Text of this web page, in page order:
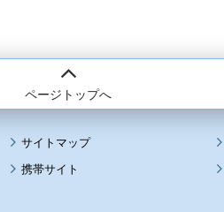
ページトップへ
サイトマップ
携帯サイト